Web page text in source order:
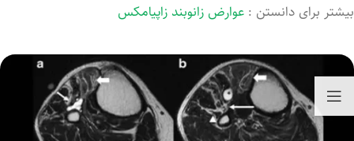
بیشتر برای دانستن : عوارض زانوبند زاپیامکس